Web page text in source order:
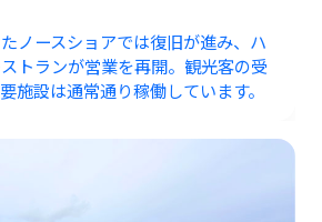
ノースショアでは復旧が進み、ハ
トランが営業を再開。観光客の受
施設は通常通り稼働しています。